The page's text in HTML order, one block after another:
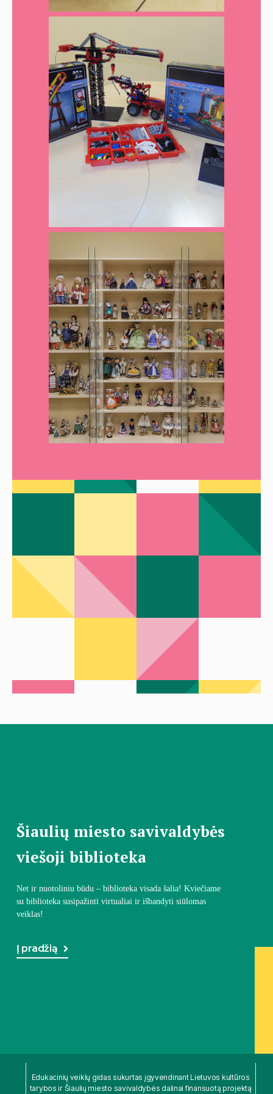
Šiaulių miesto savivaldybės
viešoji biblioteka
Net ir nuotoliniu būdu – biblioteka visada šalia! Kviečiame
su biblioteka susipažinti virtualiai ir išbandyti siūlomas
veiklas!
Į pradžią
Edukacinių veiklų gidas sukurtas įgyvendinant Lietuvos kultūros
tarybos ir Šiaulių miesto savivaldybės dalinai finansuotą projektą